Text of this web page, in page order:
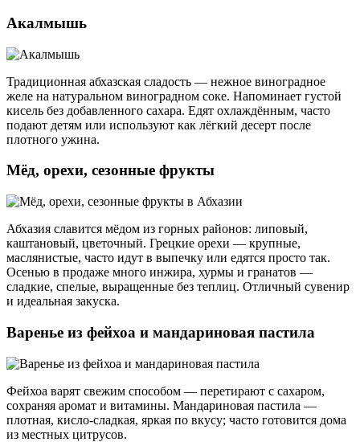
Акалмышь
Традиционная абхазская сладость — нежное виноградное
желе на натуральном виноградном соке. Напоминает густой
кисель без добавленного сахара. Едят охлаждённым, часто
подают детям или используют как лёгкий десерт после
плотного ужина.
Мёд, орехи, сезонные фрукты
Абхазия славится мёдом из горных районов: липовый,
каштановый, цветочный. Грецкие орехи — крупные,
маслянистые, часто идут в выпечку или едятся просто так.
Осенью в продаже много инжира, хурмы и гранатов —
сладкие, спелые, выращенные без теплиц. Отличный сувенир
и идеальная закуска.
Варенье из фейхоа и мандариновая пастила
Фейхоа варят свежим способом — перетирают с сахаром,
сохраняя аромат и витамины. Мандариновая пастила —
плотная, кисло-сладкая, яркая по вкусу; часто готовится дома
из местных цитрусов.